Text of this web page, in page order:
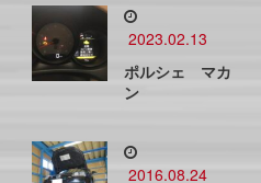
2023.02.13
ポルシェ マカ
ン
2016.08.24